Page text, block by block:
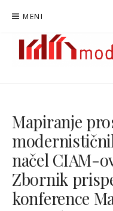
MENI
Mapiranje
načel CIAM-
Zbornik
konference